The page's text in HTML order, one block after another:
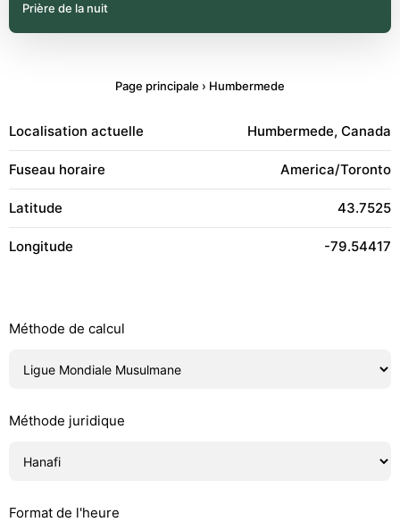
Prière de la nuit
Page principale › Humbermede
Localisation actuelle Humbermede, Canada
Fuseau horaire America/Toronto
Latitude 43.7525
Longitude -79.54417
Méthode de calcul
Méthode juridique
Format de l'heure